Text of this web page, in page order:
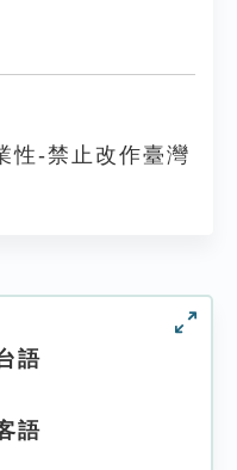
性-禁止改作臺灣
語
語